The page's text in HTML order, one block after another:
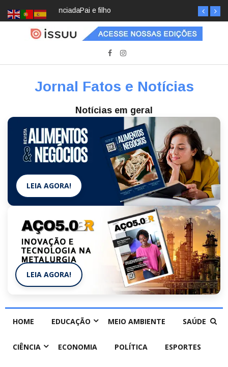
Pai e filho
Jornal Fatos e Notícias
Notícias em geral
LEIA AGORA!
LEIA AGORA!
HOME EDUCAÇÃO MEIO AMBIENTE SAÚDE
CIÊNCIA ECONOMIA POLÍTICA ESPORTES